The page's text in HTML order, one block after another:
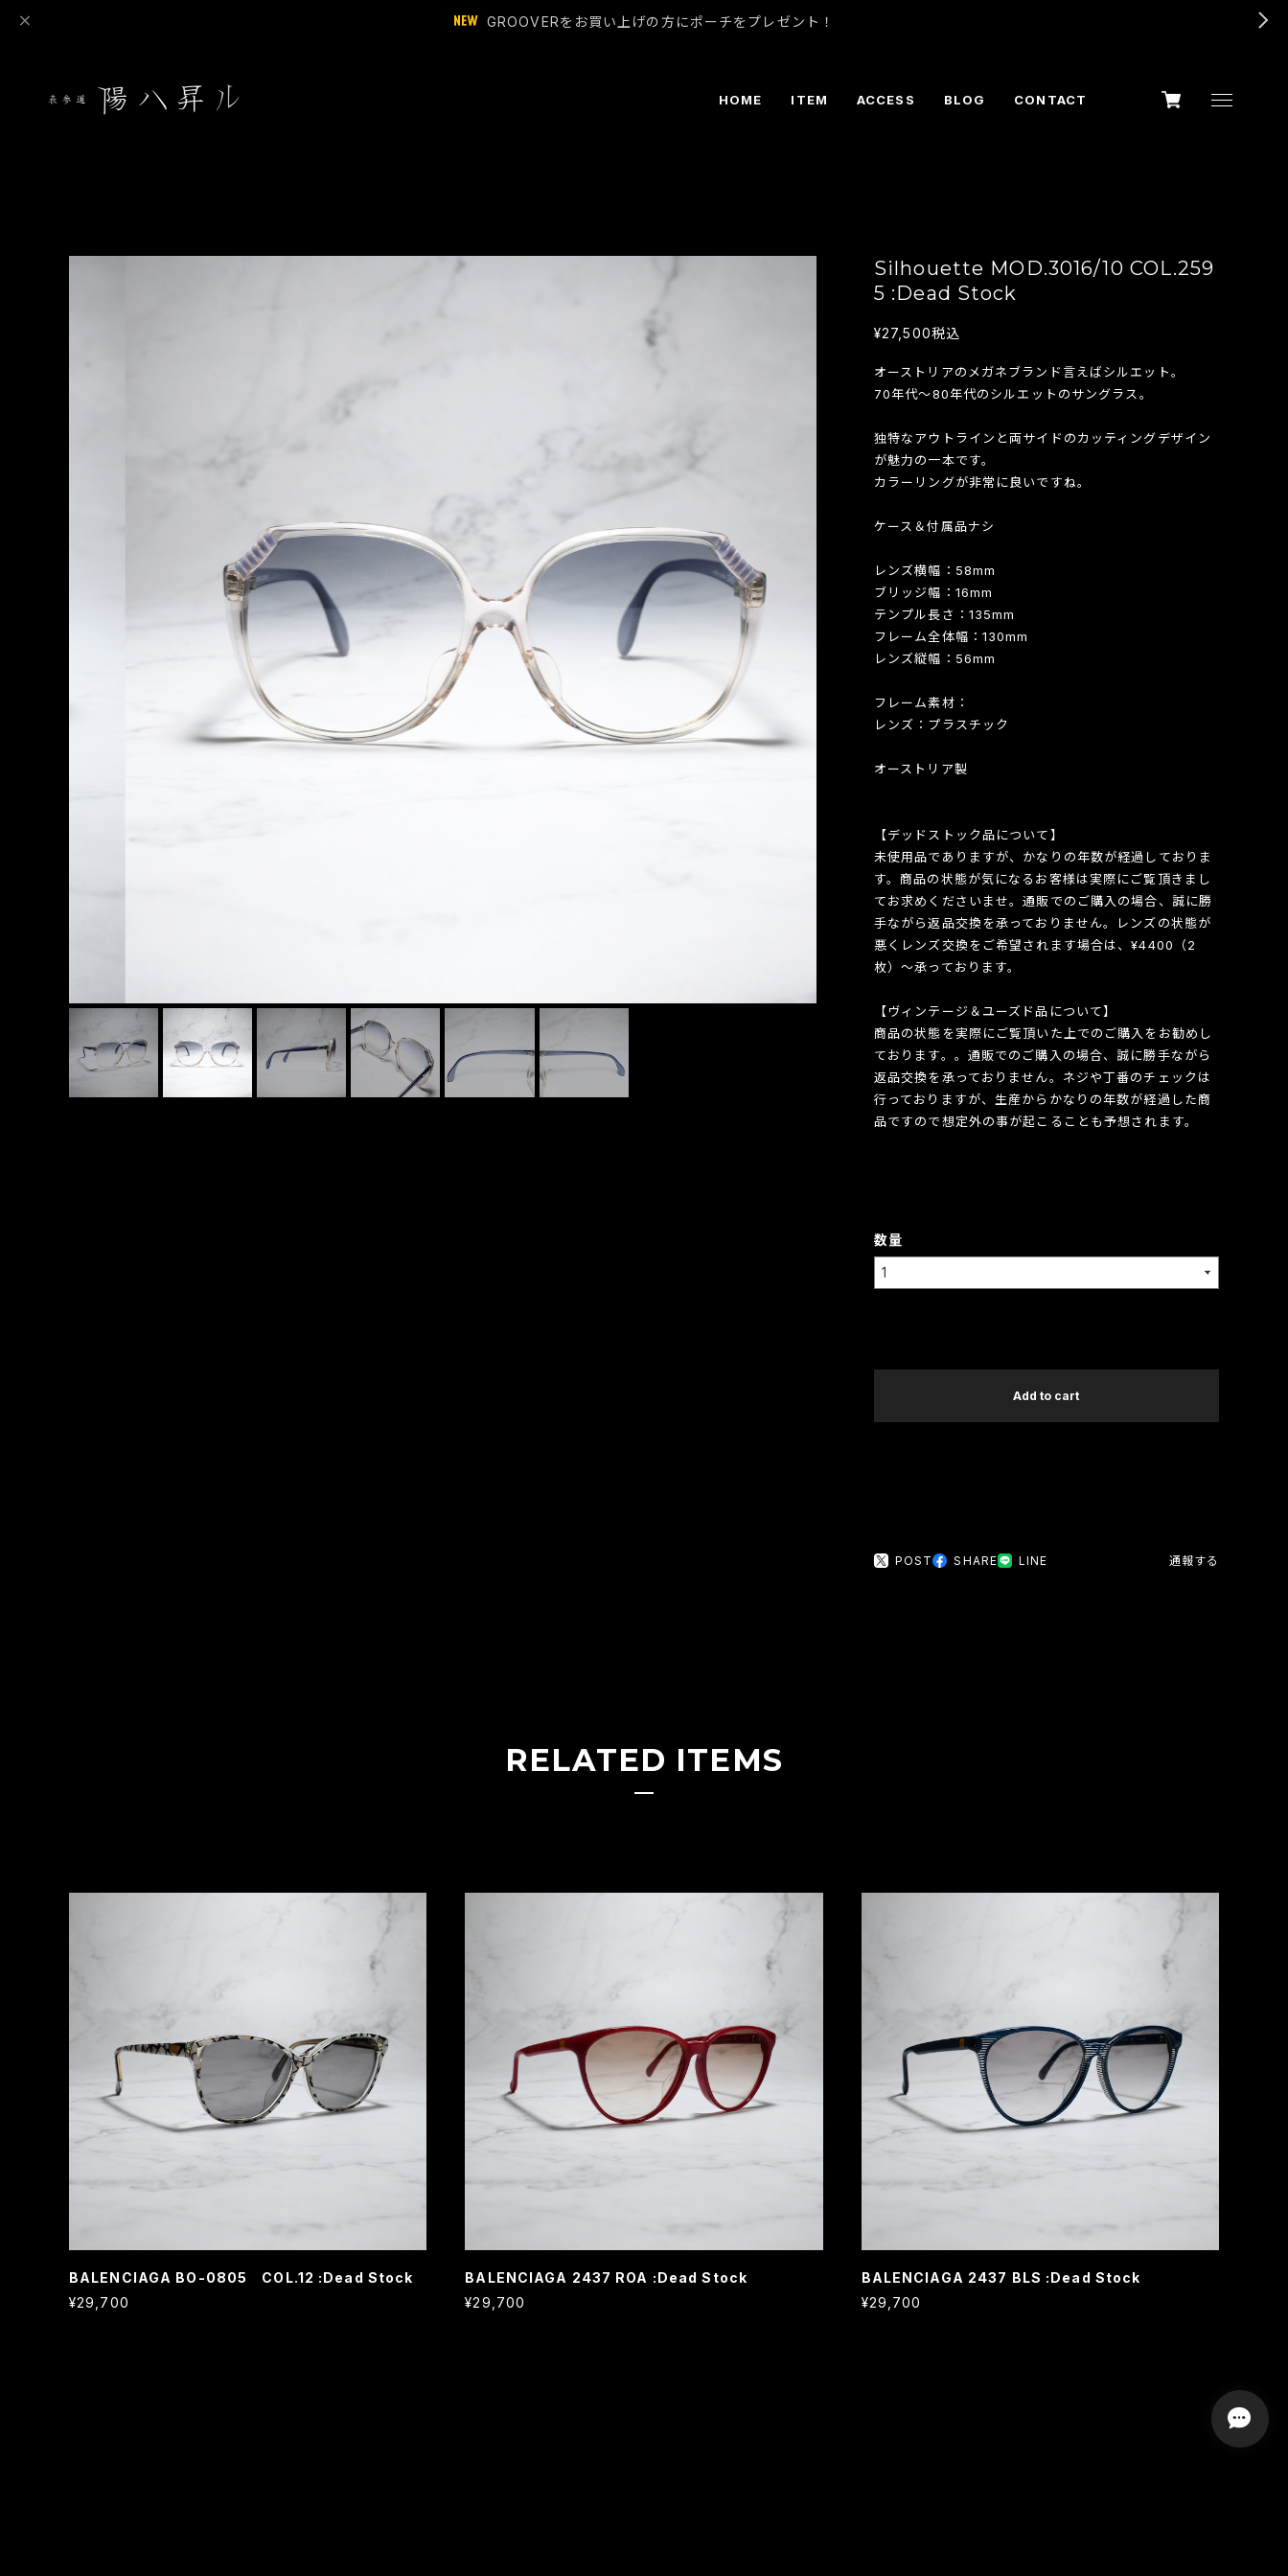
GROOVERをお買い上げの方にポーチをプレゼント！
HOME ITEM ACCESS BLOG CONTACT
Silhouette MOD.3016/10 COL.259
5 :Dead Stock
¥27,500税込
オーストリアのメガネブランド言えばシルエット。
70年代～80年代のシルエットのサングラス。
独特なアウトラインと両サイドのカッティングデザイン
が魅力の一本です。
カラーリングが非常に良いですね。
ケース＆付属品ナシ
レンズ横幅：58mm
ブリッジ幅：16mm
テンプル長さ：135mm
フレーム全体幅：130mm
レンズ縦幅：56mm
フレーム素材：
レンズ：プラスチック
オーストリア製
【デッドストック品について】
未使用品でありますが、かなりの年数が経過しておりま
す。商品の状態が気になるお客様は実際にご覧頂きまし
てお求めくださいませ。通販でのご購入の場合、誠に勝
手ながら返品交換を承っておりません。レンズの状態が
悪くレンズ交換をご希望されます場合は、¥4400（2
枚）〜承っております。
【ヴィンテージ＆ユーズド品について】
商品の状態を実際にご覧頂いた上でのご購入をお勧めし
ております。。通販でのご購入の場合、誠に勝手ながら
返品交換を承っておりません。ネジや丁番のチェックは
行っておりますが、生産からかなりの年数が経過した商
品ですので想定外の事が起こることも予想されます。
数量
Add to cart
POST SHARE LINE 通報する
RELATED ITEMS
BALENCIAGA BO-0805 COL.12 :Dead Stock
¥29,700
BALENCIAGA 2437 ROA :Dead Stock
¥29,700
BALENCIAGA 2437 BLS :Dead Stock
¥29,700